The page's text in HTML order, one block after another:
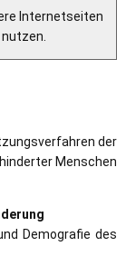
Internetseiten
nutzen.
der
Menschen
Demografie des